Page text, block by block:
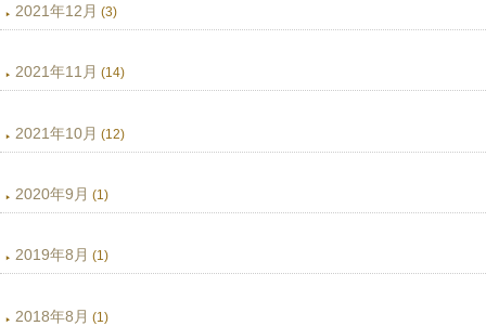
2021年12月 (3)
2021年11月 (14)
2021年10月 (12)
2020年9月 (1)
2019年8月 (1)
2018年8月 (1)